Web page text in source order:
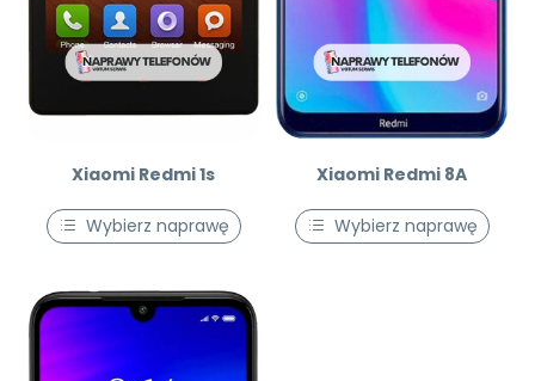
Xiaomi Redmi 1s
Wybierz naprawę
Xiaomi Redmi 8A
Wybierz naprawę